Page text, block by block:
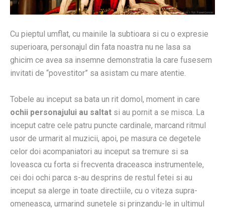
Cu pieptul umflat, cu mainile la subtioara si cu o expresie
superioara, personajul din fata noastra nu ne lasa sa
ghicim ce avea sa insemne demonstratia la care fusesem
invitati de “povestitor” sa asistam cu mare atentie.
Tobele au inceput sa bata un rit domol, moment in care
ochii personajului au saltat si au pornit a se misca. La
inceput catre cele patru puncte cardinale, marcand ritmul
usor de urmarit al muzicii, apoi, pe masura ce degetele
celor doi acompaniatori au inceput sa tremure si sa
loveasca cu forta si frecventa draceasca instrumentele,
cei doi ochi parca s-au desprins de restul fetei si au
inceput sa alerge in toate directiile, cu o viteza supra-
omeneasca, urmarind sunetele si prinzandu-le in ultimul